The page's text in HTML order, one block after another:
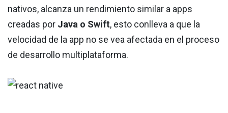
nativos, alcanza un rendimiento similar a apps
creadas por Java o Swift, esto conlleva a que la
velocidad de la app no se vea afectada en el proceso
de desarrollo multiplataforma.